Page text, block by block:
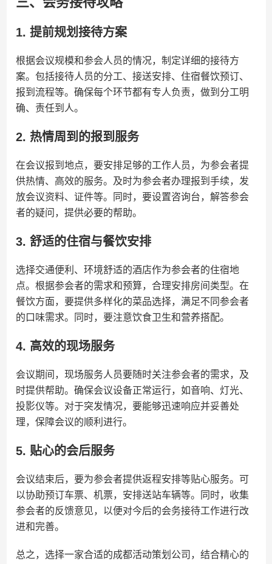
1. 提前规划接待方案
根据会议规模和参会人员的情况，制定详细的接待方
案。包括接待人员的分工、接送安排、住宿餐饮预订、
报到流程等。确保每个环节都有专人负责，做到分工明
确、责任到人。
2. 热情周到的报到服务
在会议报到地点，要安排足够的工作人员，为参会者提
供热情、高效的服务。及时为参会者办理报到手续，发
放会议资料、证件等。同时，要设置咨询台，解答参会
者的疑问，提供必要的帮助。
3. 舒适的住宿与餐饮安排
选择交通便利、环境舒适的酒店作为参会者的住宿地
点。根据参会者的需求和预算，合理安排房间类型。在
餐饮方面，要提供多样化的菜品选择，满足不同参会者
的口味需求。同时，要注意饮食卫生和营养搭配。
4. 高效的现场服务
会议期间，现场服务人员要随时关注参会者的需求，及
时提供帮助。确保会议设备正常运行，如音响、灯光、
投影仪等。对于突发情况，要能够迅速响应并妥善处
理，保障会议的顺利进行。
5. 贴心的会后服务
会议结束后，要为参会者提供返程安排等贴心服务。可
以协助预订车票、机票，安排送站车辆等。同时，收集
参会者的反馈意见，以便对今后的会务接待工作进行改
进和完善。
总之，选择一家合适的成都活动策划公司，结合精心的